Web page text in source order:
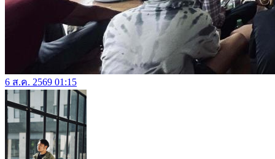
6 ส.ค. 2569 01:15